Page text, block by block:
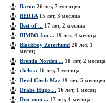
Baron 26 лет, 7 месяцев
BERTA 15 лет, 3 месяца
Best of ... 17 лет, 2 месяца
BIMBO fon ... 19 лет, 4 месяца
Blackboy Zoterhund 20 лет, 1
месяц
Brenda Norden ... 18 лет, 2 месяца
chelsea 16 лет, 3 месяца
Devil Ciech-Maz 19 лет, 5 месяцев
Drake Hugo ... 16 лет, 1 месяц
Dux vom ... 17 лет, 4 месяца